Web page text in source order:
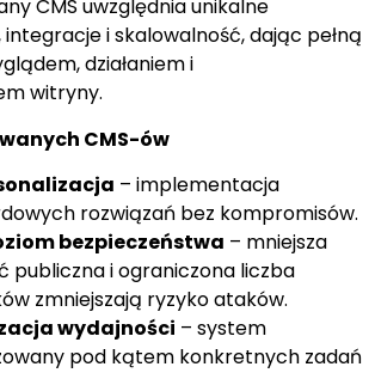
CMS uwzględnia unikalne
i skalowalność, dając pełną
działaniem i
witryny.
CMS-ów
– implementacja
rozwiązań bez kompromisów.
bezpieczeństwa – mniejsza
publiczna i ograniczona liczba
zmniejszają ryzyko ataków.
wydajności – system
pod kątem konkretnych zadań